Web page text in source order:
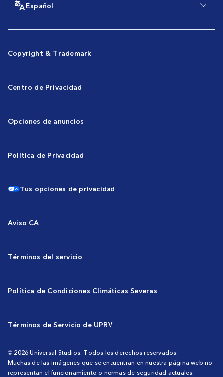
Español
Copyright & Trademark
Centro de Privacidad
Opciones de anuncios
Política de Privacidad
Tus opciones de privacidad
Aviso CA
Términos del servicio
Política de Condiciones Climáticas Severas
Términos de Servicio de UPRV
© 2026 Universal Studios. Todos los derechos reservados.
Muchas de las imágenes que se encuentran en nuestra página web no
representan el funcionamiento o normas de seguridad actuales.